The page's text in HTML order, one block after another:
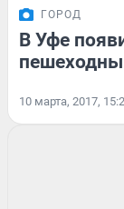
ГОРОД
В Уфе
10 марта, 2017,